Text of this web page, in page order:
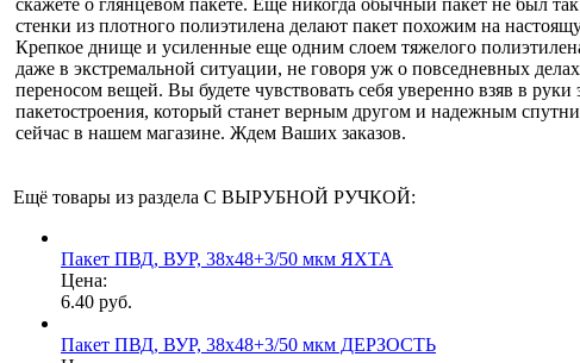
стенки из плотного полиэтилена делают пакет похожим на
Крепкое днище и усиленные еще одним слоем тяжелого
даже в экстремальной ситуации, не говоря уж о повседневных
переносом вещей. Вы будете чувствовать себя уверенно взяв в руки
пакетостроения, который станет верным другом и надежным
сейчас в нашем магазине. Ждем Ваших заказов.
Ещё товары из раздела С ВЫРУБНОЙ РУЧКОЙ:
Пакет ПВД, ВУР, 38х48+3/50 мкм ЯХТА
Цена:
6.40 руб.
Пакет ПВД, ВУР, 38х48+3/50 мкм ДЕРЗОСТЬ